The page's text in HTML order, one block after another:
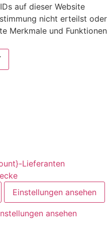
auf dieser Website
nicht erteilst oder
Merkmale und Funktionen
Lieferanten
Einstellungen ansehen
ansehen